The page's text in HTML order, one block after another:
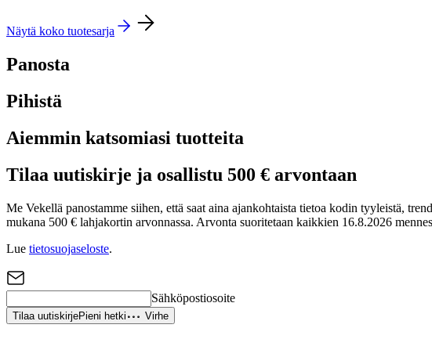
Näytä koko tuotesarja
Panosta
Pihistä
Aiemmin katsomiasi tuotteita
Tilaa uutiskirje ja osallistu 500 € arvontaan
Me Vekellä panostamme siihen, että saat aina ajankohtaista tietoa kodin tyyleistä,
mukana 500 € lahjakortin arvonnassa. Arvonta suoritetaan kaikkien 16.8.2026
Lue tietosuojaseloste.
Sähköpostiosoite
Tilaa uutiskirjePieni hetki Virhe